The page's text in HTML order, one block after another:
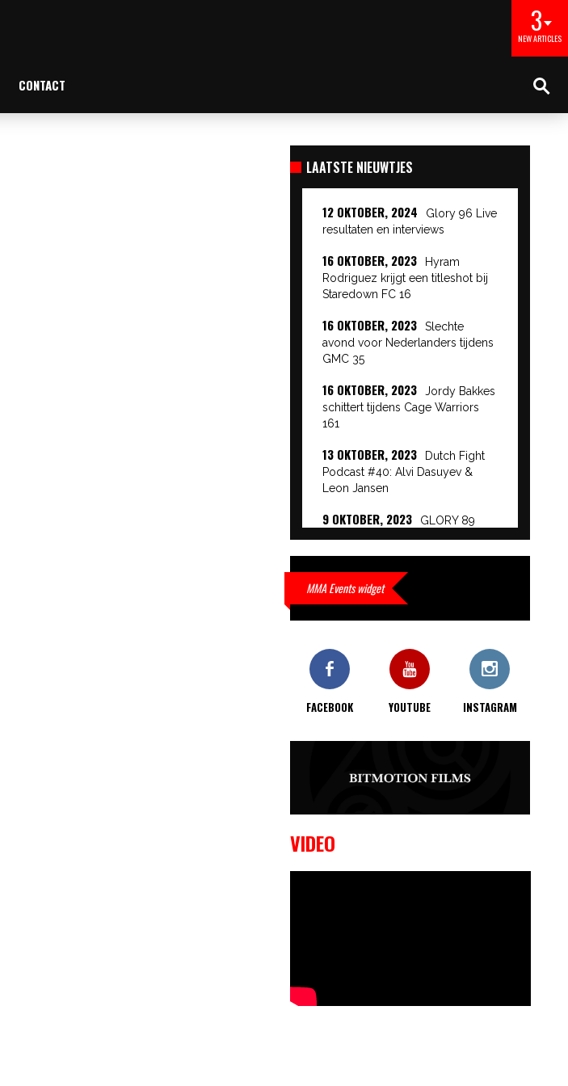
3
NEW ARTICLES
CONTACT
LAATSTE NIEUWTJES
12 OKTOBER, 2024
Glory 96 Live
resultaten en interviews
16 OKTOBER, 2023
Hyram
Rodriguez krijgt een titleshot bij
Staredown FC 16
16 OKTOBER, 2023
Slechte
avond voor Nederlanders tijdens
GMC 35
16 OKTOBER, 2023
Jordy Bakkes
schittert tijdens Cage Warriors
161
13 OKTOBER, 2023
Dutch Fight
Podcast #40: Alvi Dasuyev &
Leon Jansen
9 OKTOBER, 2023
GLORY 89
Beatdown 9 Event Results
interviews hier
9 OKTOBER, 2023
Alvi Dasuyev
gemaakt is…
9 OKTOBER, 2023
CWA Lowlands 7
MMA Events widget
FACEBOOK YOUTUBE INSTAGRAM
VIDEO